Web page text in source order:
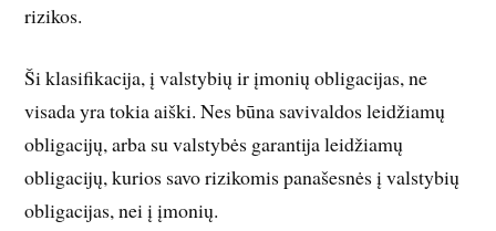
rizikos.
Ši klasifikacija, į valstybių ir įmonių obligacijas, ne
visada yra tokia aiški. Nes būna savivaldos leidžiamų
obligacijų, arba su valstybės garantija leidžiamų
obligacijų, kurios savo rizikomis panašesnės į valstybių
obligacijas, nei į įmonių.